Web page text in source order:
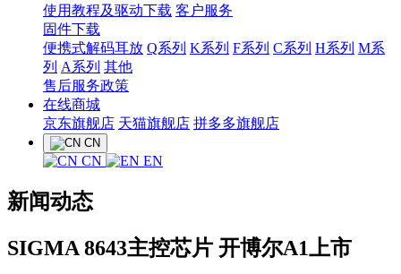
使用教程及驱动下载 客户服务
固件下载
便携式解码耳放 Q系列 K系列 F系列 C系列 H系列 M系
列 A系列 其他
售后服务政策
在线商城
京东旗舰店 天猫旗舰店 拼多多旗舰店
CN
CN EN
新闻动态
SIGMA 8643主控芯片 开博尔A1上市